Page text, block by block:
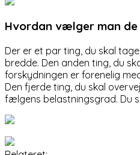
Hvordan vælger man
Der er et par ting, du skal
bredde. Den anden ting, du
forskydningen er forenelig
Den fjerde ting, du skal
fælgens belastningsgrad. Du